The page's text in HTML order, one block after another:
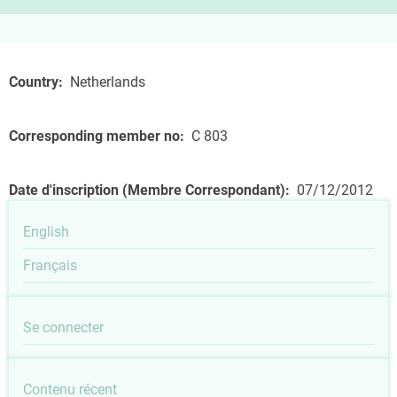
Country Netherlands
Corresponding member no C 803
Date d'inscription (Membre Correspondant) 07/12/2012
English
Français
User
Se connecter
Contenu récent